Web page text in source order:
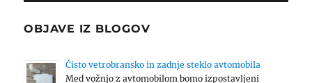
OBJAVE IZ BLOGOV
Čisto vetrobransko in zadnje steklo avtomobila
Med vožnjo z avtomobilom bomo izpostavljeni